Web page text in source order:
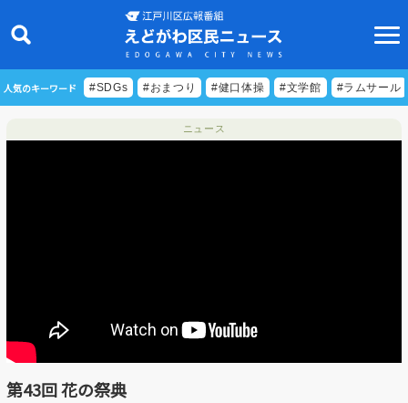
えどトピ
人気のキーワード #SDGs #おまつり #健口体操 #文学館 #ラムサール
ニュース
第43回 花の祭典